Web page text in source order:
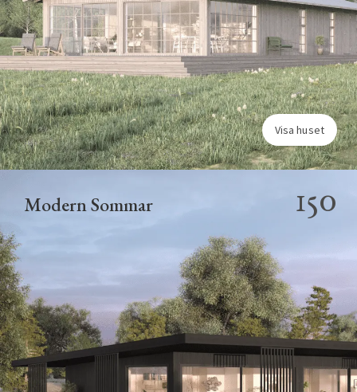
Visa huset
Modern Sommar 150